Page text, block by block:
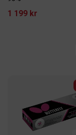
1 199 kr